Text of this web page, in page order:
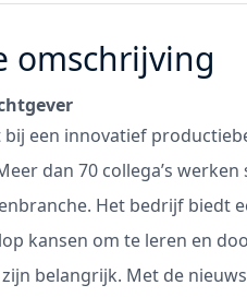
omschrijving
bij een innovatief
dan 70 collega’s
Het bedrijf biedt
kansen om te leren en
belangrijk. Met de